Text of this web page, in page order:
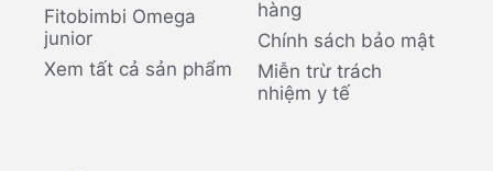
Fitobimbi Omega
junior
Xem tất cả sản phẩm
hàng
Chính sách bảo mật
Miễn trừ trách
nhiệm y tế